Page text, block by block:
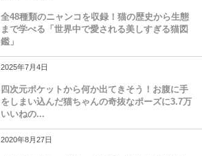
全48種類のニャンコを収録！猫の歴史から生態
まで学べる「世界中で愛される美しすぎる猫図
鑑」
2025年7月4日
四次元ポケットから何か出てきそう！お腹に手
をしまい込んだ猫ちゃんの奇抜なポーズに3.7万
いいねの...
2020年8月27日